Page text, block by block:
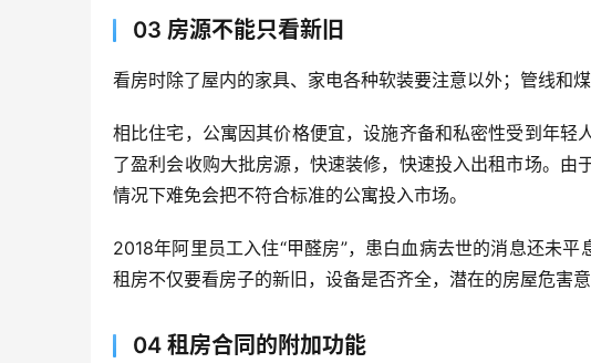
03 房源不能只看新旧
看房时除了屋内的家具、家电各种软装要注意以外；管线和
相比住宅，公寓因其价格便宜，设施齐备和私密性受到年
了盈利会收购大批房源，快速装修，快速投入出租市场。
情况下难免会把不符合标准的公寓投入市场。
2018年阿里员工入住“甲醛房”，患白血病去世的消息还未
租房不仅要看房子的新旧，设备是否齐全，潜在的房屋危害意
04 租房合同的附加功能